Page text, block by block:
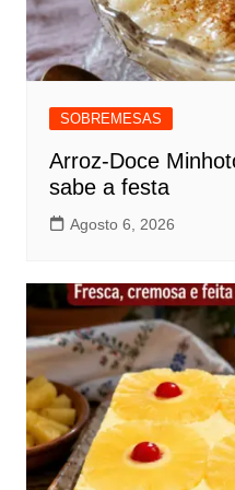
SOBREMESAS
Arroz-Doce
sabe a festa
Agosto 6, 2026